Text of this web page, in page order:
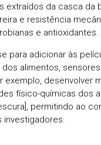
extraídos da casca da
e resistência
e antioxidantes.
para adicionar às
alimentos,
exemplo, desenvolver
físico-químicas dos
permitindo ao
investigadores.